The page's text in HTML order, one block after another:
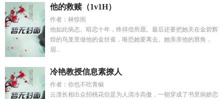
他的救赎（1v1H）
作者：林惊雨
他如此病态。暗恋十年，终得偿所愿。最后还要把她关在金碧辉
煌的鸟笼里做他的金丝雀，唯恐她要离去。她亲亲他的唇角，
眉...
冷艳教授信息素撩人
作者：你也不吃青椒
云凛长相出众招桃花但是为人清冷高傲，一朝穿成了书里病娇恋